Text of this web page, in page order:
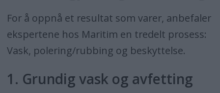
For å oppnå et resultat som varer, anbefaler
ekspertene hos Maritim en tredelt prosess:
Vask, polering/rubbing og beskyttelse.
1. Grundig vask og avfetting